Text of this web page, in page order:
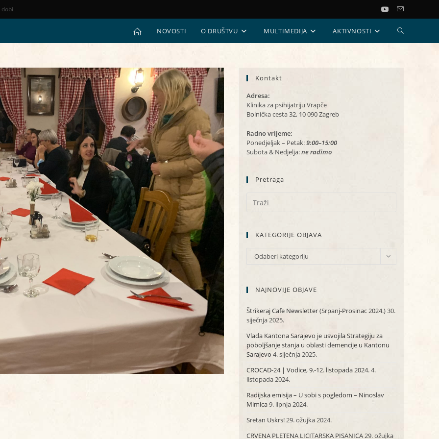
NOVOSTI O DRUŠTVU MULTIMEDIJA AKTIVNOSTI UKLJUČI/
Kontakt
Adresa:
Klinika za psihijatriju Vrapče
Bolnička cesta 32, 10 090 Zagreb
Radno vrijeme:
Ponedjeljak – Petak:9:00–15:00
Subota & Nedjelja:ne radimo
Pretraga
KATEGORIJE OBJAVA
KATEGORIJE
Odaberi kategoriju
NAJNOVIJE OBJAVE
Štrikeraj Cafe Newsletter (Srpanj-Prosinac 2024.)30.
siječnja 2025.
Vlada Kantona Sarajevo je usvojila Strategiju za
poboljšanje stanja u oblasti demencije u Kantonu
Sarajevo 4. siječnja 2025.
CROCAD-24 | Vodice, 9.-12. listopada 2024.4.
listopada 2024.
Radijska emisija – U sobi s pogledom – Ninoslav
Mimica9. lipnja 2024.
Sretan Uskrs!29. ožujka 2024.
CRVENA PLETENA LICITARSKA PISANICA29. ožujka